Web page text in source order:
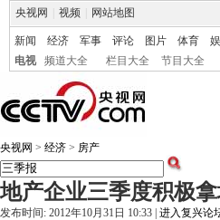
央视网 视频 网站地图
新闻 经济 军事 评论 图片 体育
电视
频道大全 栏目大全 节目大全
央视网 > 经济 > 房产
地产企业三季度积极
发布时间: 2012年10月31日 10:33 | 进入复兴论